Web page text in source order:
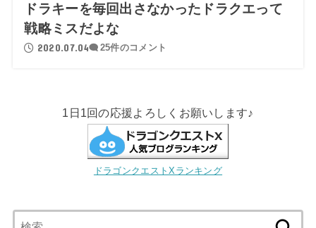
ドラキーを毎回出さなかったドラクエって
戦略ミスだよな
2020.07.04 25件のコメント
1日1回の応援よろしくお願いします♪
ドラゴンクエストXランキング